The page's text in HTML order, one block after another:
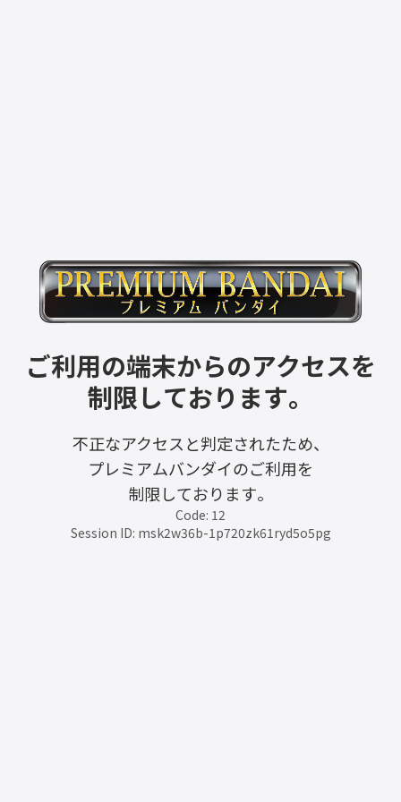
ご利用の端末からのアクセスを
制限しております。
不正なアクセスと判定されたため、
プレミアムバンダイのご利用を
制限しております。
Code: 12
Session ID: msk2w36b-1p720zk61ryd5o5pg